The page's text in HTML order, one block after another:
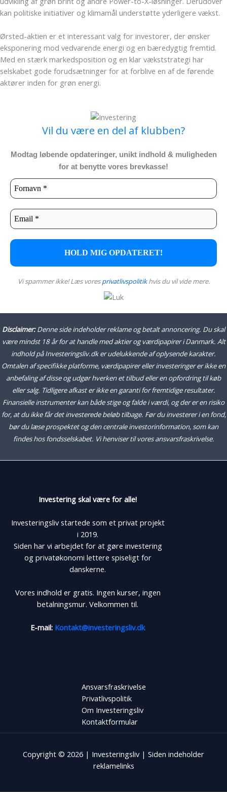
kan politiske initiativer og klimamål understøtte yderligere vækst.
Ørsted-aktien er et interessant valg for investorer, der ønsker
eksponering mod vedvarende energi og en bæredygtig fremtid.
Med en stærk markedsposition og en klar vækststrategi har
selskabet gode forudsætninger for at forblive en af de førende
aktører inden for grøn energi.
Vil du være en del af klubben?
Modtag løbende opdateringer, unikt indhold & muligheden
for at benytte vores brevkasse!
Vi spammer ikke! Læs voresprivatlivspolitikhvis du vil vide mere.
Disclaimer:Denne side indeholder reklame og betalt annoncering. Du skal
være mindst 18 år for at handle med aktier og værdipapirer i Danmark. Alt
indhold på Investeringsliv.dk er udelukkende af oplysende karakter.
Omtalen af specifikke platforme, værdipapirer eller investeringer er ikke en
anbefaling af disse og udgør hverken et tilbud eller en opfordring til køb
eller salg. Tidligere afkast er ikke en garanti for fremtidige resultater.
Finansielle instrumenter kan både stige og falde i værdi, og der er en risiko
for, at du ikke får det investerede beløb tilbage. Før du investerer i en fond,
bør du læse prospektet og den centrale investorinformation, som kan
findes hos fondsselskabet. Vi henviser til vores ansvarsfraskrivelse.
Investering skal være for alle!
Investeringsliv startede som et privat projekt
i 2019.
Siden har vi arbejdet for at gøre investering
og privatøkonomi lettere spiseligt for
danskerne.
Vores indhold er gratis. Ingen kurser, ingen
betalningsmur. Velkommen til.
E-mail: Kontakt@investeringsliv.dk
Ansvarsfraskrivelse
Privatlivspolitik
Om Investeringsliv
Kontaktformular
Copyright © 2026 | Investeringsliv | Siden indeholder
reklamelinks